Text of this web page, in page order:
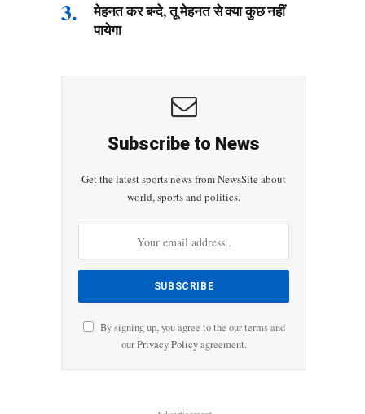
मेहनत कर बन्दे, तू मेहनत से क्या कुछ नहीं
पायेगा
Subscribe to News
Get the latest sports news from NewsSite about
world, sports and politics.
By signing up, you agree to the our terms and
ourPrivacy Policyagreement.